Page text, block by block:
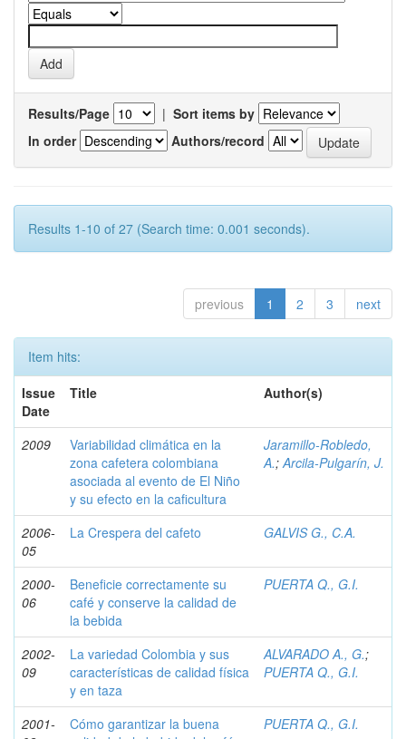
Results/Page | Sort items by
In order
Authors/record
Results 1-10 of 27 (Search time: 0.001 seconds).
previous 1 2 3 next
Item hits:
Issue
Date
Title Author(s)
2009
Variabilidad climática en la
zona cafetera colombiana
asociada al evento de El Niño
y su efecto en la caficultura
Jaramillo-Robledo,
A.;Arcila-Pulgarín, J.
2006-
05
La Crespera del cafeto GALVIS G., C.A.
2000-
06
Beneficie correctamente su
café y conserve la calidad de
la bebida
PUERTA Q., G.I.
2002-
09
La variedad Colombia y sus
características de calidad física
y en taza
ALVARADO A., G.;
PUERTA Q., G.I.
2001-
Cómo garantizar la buena
PUERTA Q., G.I.